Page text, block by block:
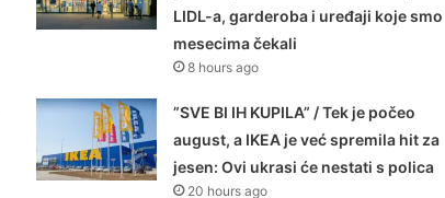
LIDL-a, garderoba i uređaji koje smo
mesecima čekali
8 hours ago
”SVE BI IH KUPILA” / Tek je počeo
august, a IKEA je već spremila hit za
jesen: Ovi ukrasi će nestati s polica
20 hours ago